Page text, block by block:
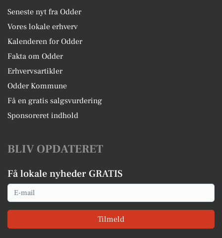
Seneste nyt fra Odder
Vores lokale erhverv
Kalenderen for Odder
Fakta om Odder
Erhvervsartikler
Odder Kommune
Få en gratis salgsvurdering
Sponsoreret indhold
BLIV OPDATERET
Få lokale nyheder GRATIS
Email
Tilmeld